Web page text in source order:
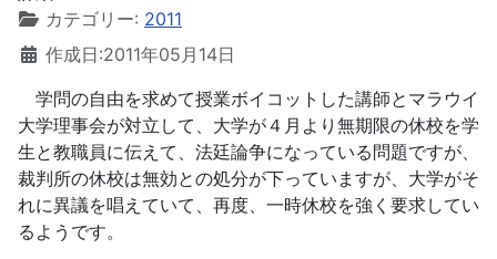
カテゴリー: 2011
作成日:2011年05月14日
学問の自由を求めて授業ボイコットした講師とマラウイ
大学理事会が対立して、大学が４月より無期限の休校を学
生と教職員に伝えて、法廷論争になっている問題ですが、
裁判所の休校は無効との処分が下っていますが、大学がそ
れに異議を唱えていて、再度、一時休校を強く要求してい
るようです。